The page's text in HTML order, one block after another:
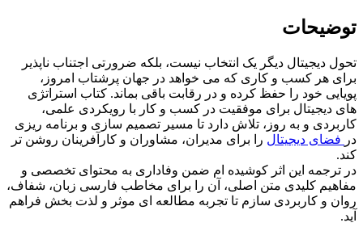
توضیحات
تحول دیجیتال دیگر یک انتخاب نیست، بلکه ضرورتی اجتناب ناپذیر
برای هر کسب و کاری که می خواهد در جهان پرشتاب امروز،
پویایی خود را حفظ کرده و در رقابت باقی بماند. کتاب استراتژی
های دیجیتال برای موفقیت در کسب و کار با رویکردی علمی،
کاربردی و به روز، تلاش دارد تا مسیر تصمیم سازی و برنامه ریزی
در فضای دیجیتال را برای مدیران، مشاوران و کارآفرینان روشن تر
کند.
در ترجمه این اثر کوشیده ام ضمن وفاداری به محتوای تخصصی و
مفاهیم کلیدی متن اصلی، آن را برای مخاطب فارسی زبان، شفاف،
روان و کاربردی سازم تا تجربه مطالعه ای موثر و لذت بخش فراهم
آید.